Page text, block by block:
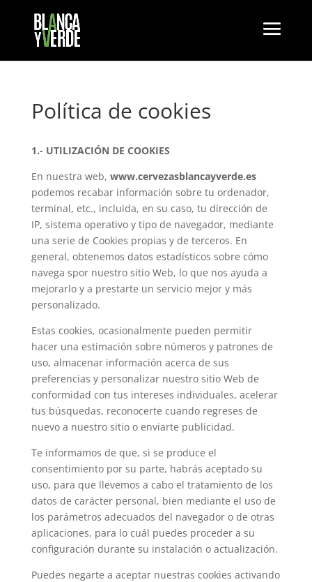
Política de cookies
1.- UTILIZACIÓN DE COOKIES
En nuestra web, www.cervezasblancayverde.es
podemos recabar información sobre tu ordenador,
terminal, etc., incluida, en su caso, tu dirección de
IP, sistema operativo y tipo de navegador, mediante
una serie de Cookies propias y de terceros. En
general, obtenemos datos estadísticos sobre cómo
navega spor nuestro sitio Web, lo que nos ayuda a
mejorarlo y a prestarte un servicio mejor y más
personalizado.
Estas cookies, ocasionalmente pueden permitir
hacer una estimación sobre números y patrones de
uso, almacenar información acerca de sus
preferencias y personalizar nuestro sitio Web de
conformidad con tus intereses individuales, acelerar
tus búsquedas, reconocerte cuando regreses de
nuevo a nuestro sitio o enviarte publicidad.
Te informamos de que, si se produce el
consentimiento por su parte, habrás aceptado su
uso, para que llevemos a cabo el tratamiento de los
datos de carácter personal, bien mediante el uso de
los parámetros adecuados del navegador o de otras
aplicaciones, para lo cuál puedes proceder a su
configuración durante su instalación o actualización.
Puedes negarte a aceptar nuestras cookies activando